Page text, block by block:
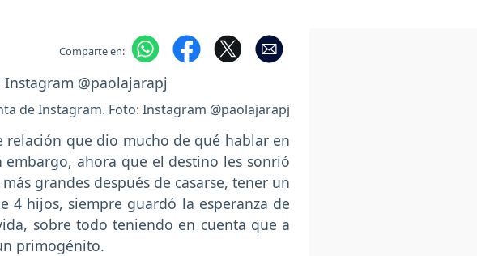
Comparte en:
de Instagram. Foto: Instagram @paolajarapj
que dio mucho de qué hablar en
embargo, ahora que el destino les sonrió
grandes después de casarse, tener un
4 hijos, siempre guardó la esperanza de
sobre todo teniendo en cuenta que a
primogénito.